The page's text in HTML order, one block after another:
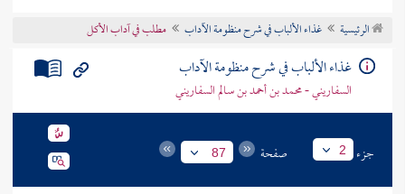
تراجم الأعلام
الرئيسية غذاء الألباب في شرح منظومة الآداب مطلب في آداب الأكل
غذاء الألباب في شرح منظومة الآداب
السفاريني - محمد بن أحمد بن سالم السفاريني
جزء 2 صفحة 87